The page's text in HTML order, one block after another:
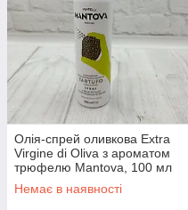
Олія-спрей оливкова Extra
Virgine di Oliva з ароматом
трюфелю Mantova, 100 мл
Італія
Немає в наявності